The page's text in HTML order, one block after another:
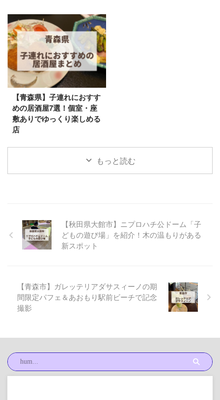
【青森県】子連れにおすす
めの居酒屋7選！個室・座
敷ありでゆっくり楽しめる
店
もっと読む
【秋田県大館市】ニプロハチ公ドーム「子
どもの遊び場」を紹介！木の温もりがある
新スポット
【青森市】ガレッテリアダサスィーノの期
間限定パフェ＆あおもり駅前ビーチで記念
撮影